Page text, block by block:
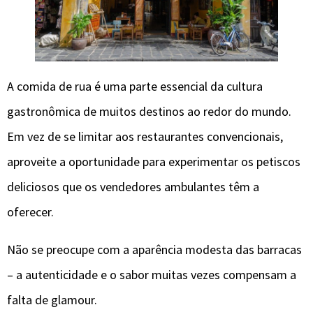
A comida de rua é uma parte essencial da cultura
gastronômica de muitos destinos ao redor do mundo.
Em vez de se limitar aos restaurantes convencionais,
aproveite a oportunidade para experimentar os petiscos
deliciosos que os vendedores ambulantes têm a
oferecer.
Não se preocupe com a aparência modesta das barracas
– a autenticidade e o sabor muitas vezes compensam a
falta de glamour.